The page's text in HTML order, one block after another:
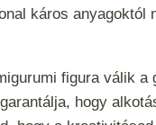
káros anyagoktól
figura válik a
hogy